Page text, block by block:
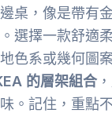
桌，像是帶有
選擇一款舒適
色系或幾何圖
的層架組合
。記住，重點